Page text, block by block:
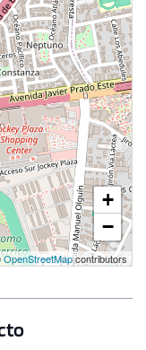
+
−
OpenStreetMapcontributors